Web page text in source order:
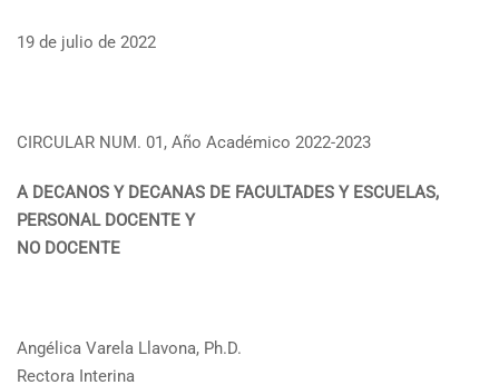
19 de julio de 2022
CIRCULAR NUM. 01, Año Académico 2022-2023
A DECANOS Y DECANAS DE FACULTADES Y ESCUELAS,
PERSONAL DOCENTE Y
NO DOCENTE
Angélica Varela Llavona, Ph.D.
Rectora Interina